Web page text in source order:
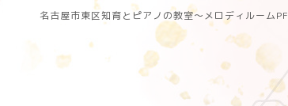
名古屋市東区知育とピアノの教室〜メロディルーム